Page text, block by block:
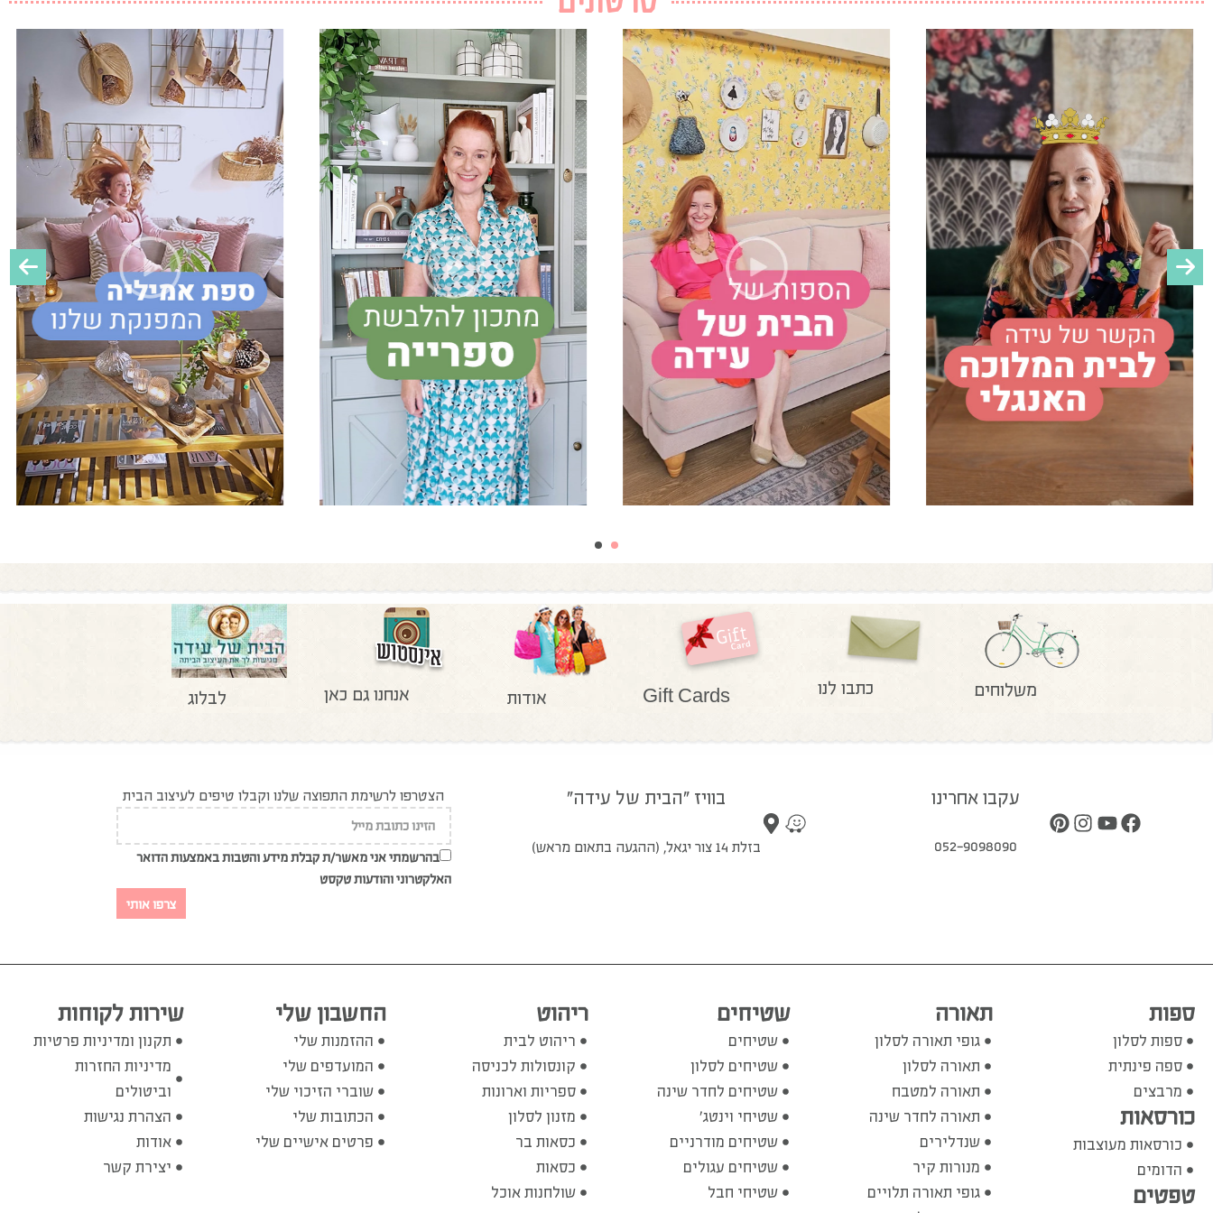
משלוחים כתבו לנו Gift Cards אודות אנחנו גם כאן לבלוג
עקבו אחרינו
052-9098090
בוויז "הבית של עידה"
בזלת 14 צור יגאל, (ההגעה בתאום מראש)
הצטרפו לרשימת התפוצה שלנו וקבלו טיפים לעיצוב הבית
בהרשמתי אני מאשר/ת קבלת מידע והטבות באמצעות הדואר
האלקטרוני והודעות טקסט
צרפו אותי
ספות
ספות לסלון
ספה פינתית
מרבצים
כורסאות
כורסאות מעוצבות
הדומים
טפטים
תאורה
גופי תאורה לסלון
תאורה לסלון
תאורה למטבח
תאורה לחדר שינה
שנדלירים
מנורות קיר
גופי תאורה תלויים
שטיחים
שטיחים
שטיחים לסלון
שטיחים לחדר שינה
שטיחי וינטג'
שטיחים מודרניים
שטיחים עגולים
שטיחי חבל
ריהוט
ריהוט לבית
קונסולות לכניסה
ספריות וארונות
מזנון לסלון
כסאות בר
כסאות
שולחנות אוכל
החשבון שלי
ההזמנות שלי
המועדפים שלי
שוברי הזיכוי שלי
הכתובות שלי
פרטים אישיים שלי
שירות לקוחות
תקנון ומדיניות פרטיות
מדיניות החזרות
וביטולים
הצהרת נגישות
אודות
יצירת קשר